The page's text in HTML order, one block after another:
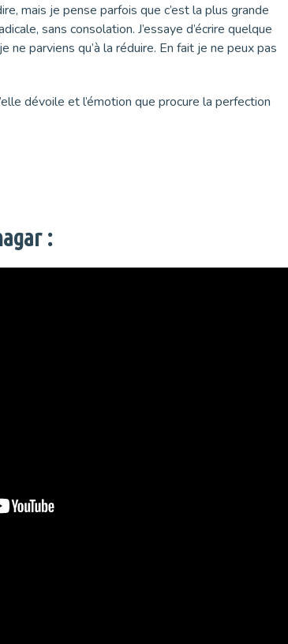
mais je pense parfois que c’est la plus grande
sans consolation. J’essaye d’écrire quelque
ne parviens qu’à la réduire. En fait je ne peux pas
dévoile et l’émotion que procure la perfection
: